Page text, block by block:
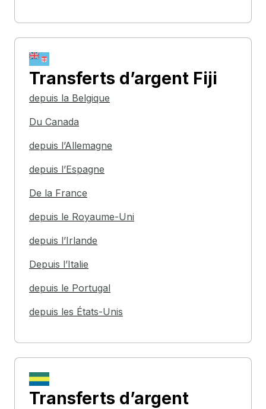
Transferts d’argent Fiji
depuis la Belgique
Du Canada
depuis l’Allemagne
depuis l’Espagne
De la France
depuis le Royaume-Uni
depuis l’Irlande
Depuis l’Italie
depuis le Portugal
depuis les États-Unis
Transferts d’argent